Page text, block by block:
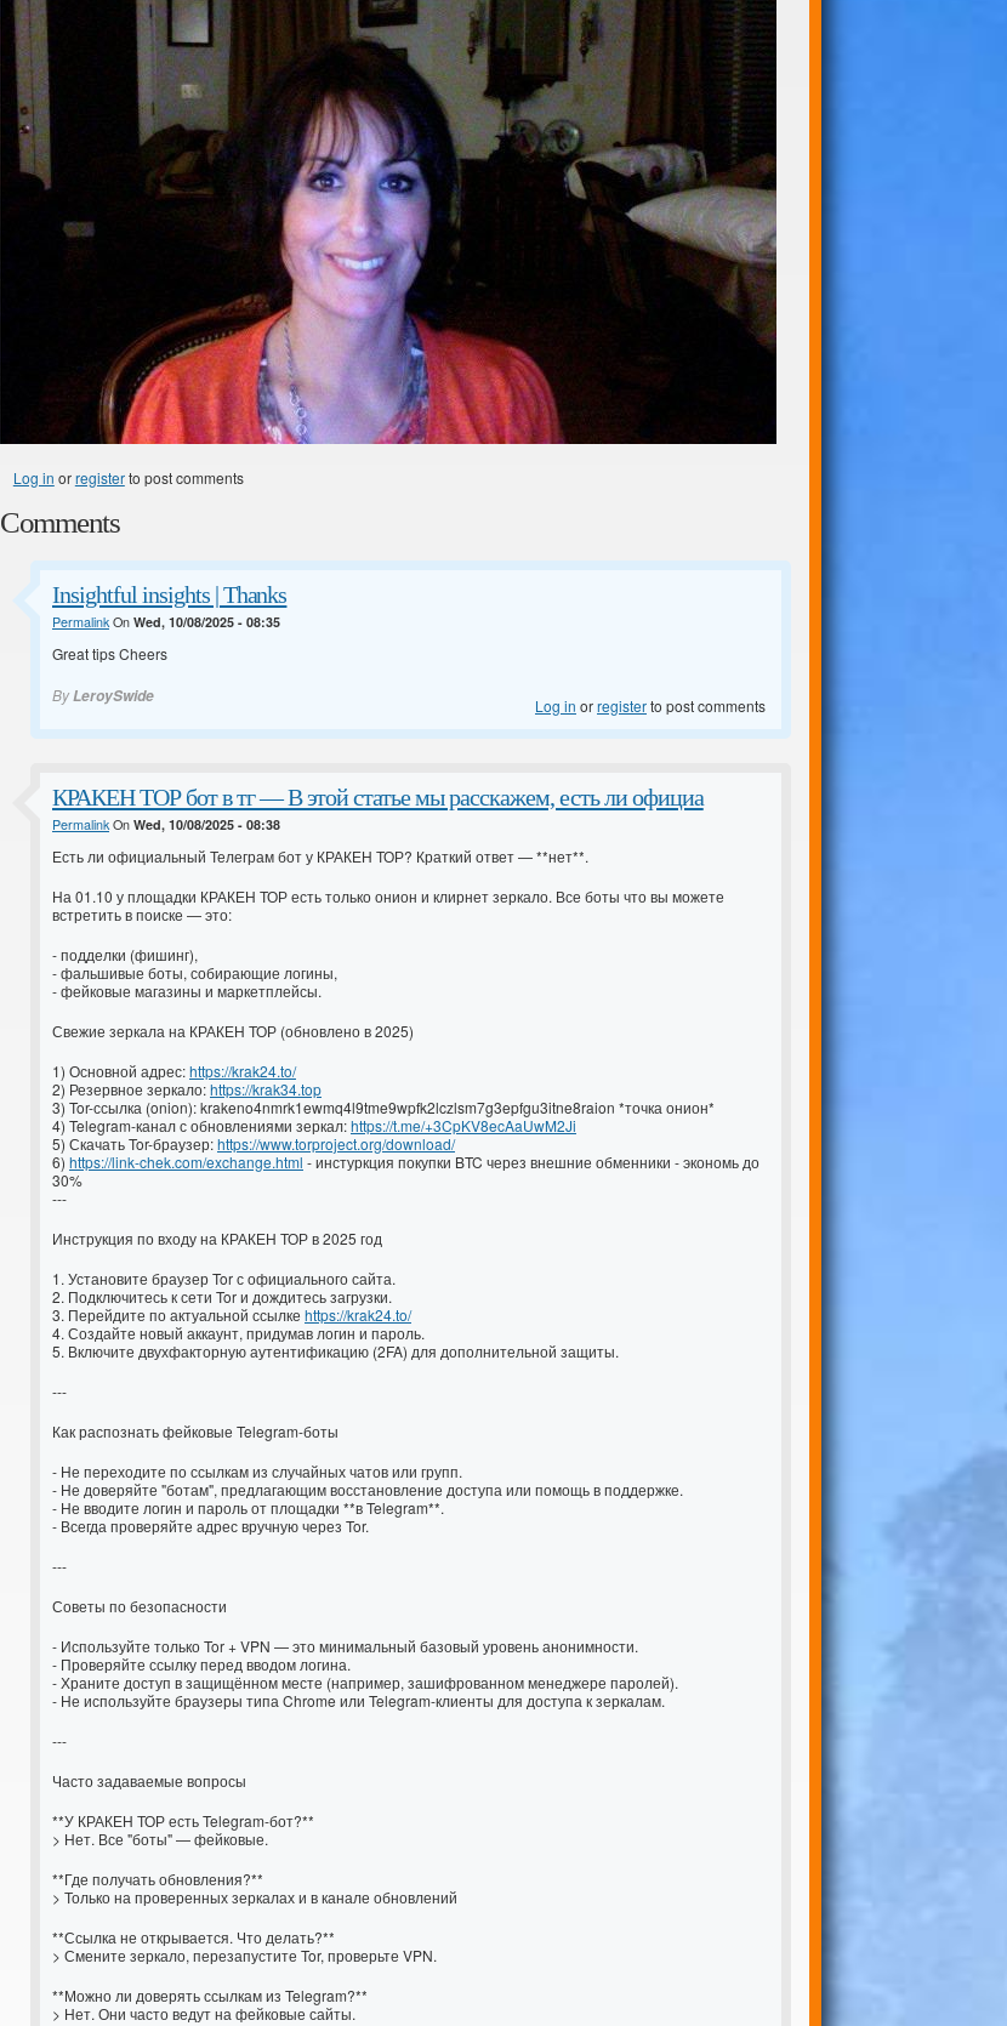
Log in orregisterto post comments
Comments
Insightful insights | Thanks
PermalinkOn Wed, 10/08/2025 - 08:35
Great tips Cheers
ByLeroySwide Log in orregisterto post comments
КРАКЕН ТОР бот в тг — В этой статье мы расскажем, есть ли официа
PermalinkOn Wed, 10/08/2025 - 08:38
Есть ли официальный Телеграм бот у КРАКЕН ТОР? Краткий ответ — **нет**.
На 01.10 у площадки КРАКЕН ТОР есть только онион и клирнет зеркало. Все боты что вы можете
встретить в поиске — это:
- подделки (фишинг),
- фальшивые боты, собирающие логины,
- фейковые магазины и маркетплейсы.
Свежие зеркала на КРАКЕН ТОР (обновлено в 2025)
1) Основной адрес:https://krak24.to/
2) Резервное зеркало:https://krak34.top
3) Tor-ссылка (onion): krakeno4nmrk1ewmq4l9tme9wpfk2lczlsm7g3epfgu3itne8raion *точка онион*
4) Telegram-канал с обновлениями зеркал:https://t.me/+3CpKV8ecAaUwM2Ji
5) Скачать Tor-браузер:https://www.torproject.org/download/
6) https://link-chek.com/exchange.html - инстуркция покупки BTC через внешние обменники - экономь до
30%
---
Инструкция по входу на КРАКЕН ТОР в 2025 год
1. Установите браузер Tor с официального сайта.
2. Подключитесь к сети Tor и дождитесь загрузки.
3. Перейдите по актуальной ссылке https://krak24.to/
4. Создайте новый аккаунт, придумав логин и пароль.
5. Включите двухфакторную аутентификацию (2FA) для дополнительной защиты.
---
Как распознать фейковые Telegram-боты
- Не переходите по ссылкам из случайных чатов или групп.
- Не доверяйте "ботам", предлагающим восстановление доступа или помощь в поддержке.
- Не вводите логин и пароль от площадки **в Telegram**.
- Всегда проверяйте адрес вручную через Tor.
---
Советы по безопасности
- Используйте только Tor + VPN — это минимальный базовый уровень анонимности.
- Проверяйте ссылку перед вводом логина.
- Храните доступ в защищённом месте (например, зашифрованном менеджере паролей).
- Не используйте браузеры типа Chrome или Telegram-клиенты для доступа к зеркалам.
---
Часто задаваемые вопросы
**У КРАКЕН ТОР есть Telegram-бот?**
> Нет. Все "боты" — фейковые.
**Где получать обновления?**
> Только на проверенных зеркалах и в канале обновлений
**Ссылка не открывается. Что делать?**
> Смените зеркало, перезапустите Tor, проверьте VPN.
**Можно ли доверять ссылкам из Telegram?**
> Нет. Они часто ведут на фейковые сайты.